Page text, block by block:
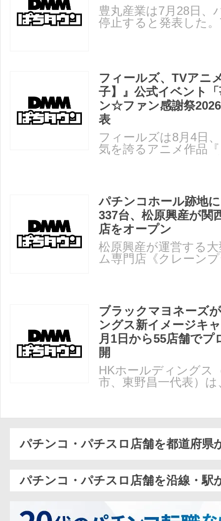
豊丸産業は7月28日、
停止すると発表した
フィールズ、TVアニ
子】』公式イベント
ン☆ファン感謝祭
表
フィールズは8月4日
気を誇るアニメ作品
パチンコホール跡地
337台、松原興産が関
店をオープン
松原興産が運営する
ム専門店《クレーン
ブラックマヨネーズ
ングス新イメージキ
月1日から55店舗でプ
開
HKホールディングス
市、東野昌一代表）
パチンコ・パチスロ店舗を都道府県
パチンコ・パチスロ店舗を沿線・駅